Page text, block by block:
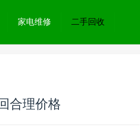
家电维修 二手回收
合理价格